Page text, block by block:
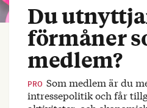
Du
förmåner
medlem?
PRO Som medlem är du
intressepolitik och får